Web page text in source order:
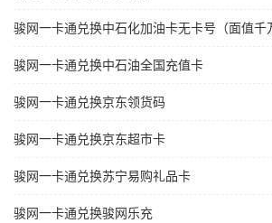
骏网一卡通兑换中石化加油卡无卡号（面值千
骏网一卡通兑换中石油全国充值卡
骏网一卡通兑换京东领货码
骏网一卡通兑换京东超市卡
骏网一卡通兑换苏宁易购礼品卡
骏网一卡通兑换骏网乐充